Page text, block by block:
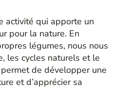
activité qui apporte un
pour la nature. En
légumes, nous nous
les cycles naturels et le
de développer une
et d’apprécier sa